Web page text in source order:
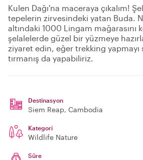
Kulen Dağı'na maceraya çıkalım!
tepelerin zirvesindeki yatan Buda.
altındaki 1000 Lingam mağarasını
şelalelerde güzel bir yüzmeye
ziyaret edin, eğer trekking yapmayı
tırmanış da yapabiliriz.
Destinasyon
Siem Reap, Cambodia
Kategori
Wildlife Nature
Süre